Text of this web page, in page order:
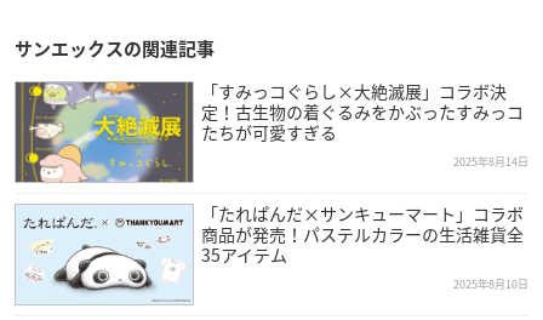
サンエックスの関連記事
「すみっコぐらし×大絶滅展」コラボ決
定！古生物の着ぐるみをかぶったすみっコ
たちが可愛すぎる
2025年8月14日
「たれぱんだ×サンキューマート」コラボ
商品が発売！パステルカラーの生活雑貨全
35アイテム
2025年8月10日